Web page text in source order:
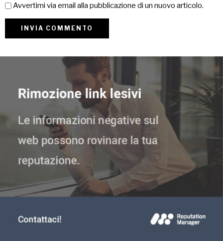
Avvertimi via email alla pubblicazione di un nuovo articolo.